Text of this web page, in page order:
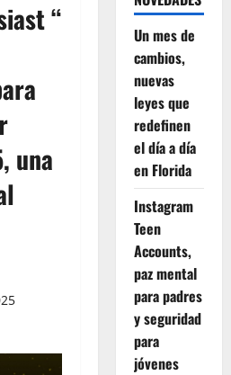
“
una
Un mes de
cambios,
nuevas
leyes que
redefinen
el día a día
en Florida
Instagram
Teen
Accounts,
paz mental
para padres
y seguridad
para
jóvenes